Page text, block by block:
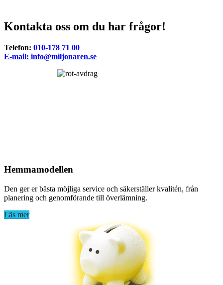
Kontakta oss om du har frågor!
Telefon: 010-178 71 00
E-mail: info@miljonaren.se
Hemma­modellen
Den ger er bästa möjliga service och säkerställer kvalitén, från
planering och genomförande till överlämning.
Läs mer